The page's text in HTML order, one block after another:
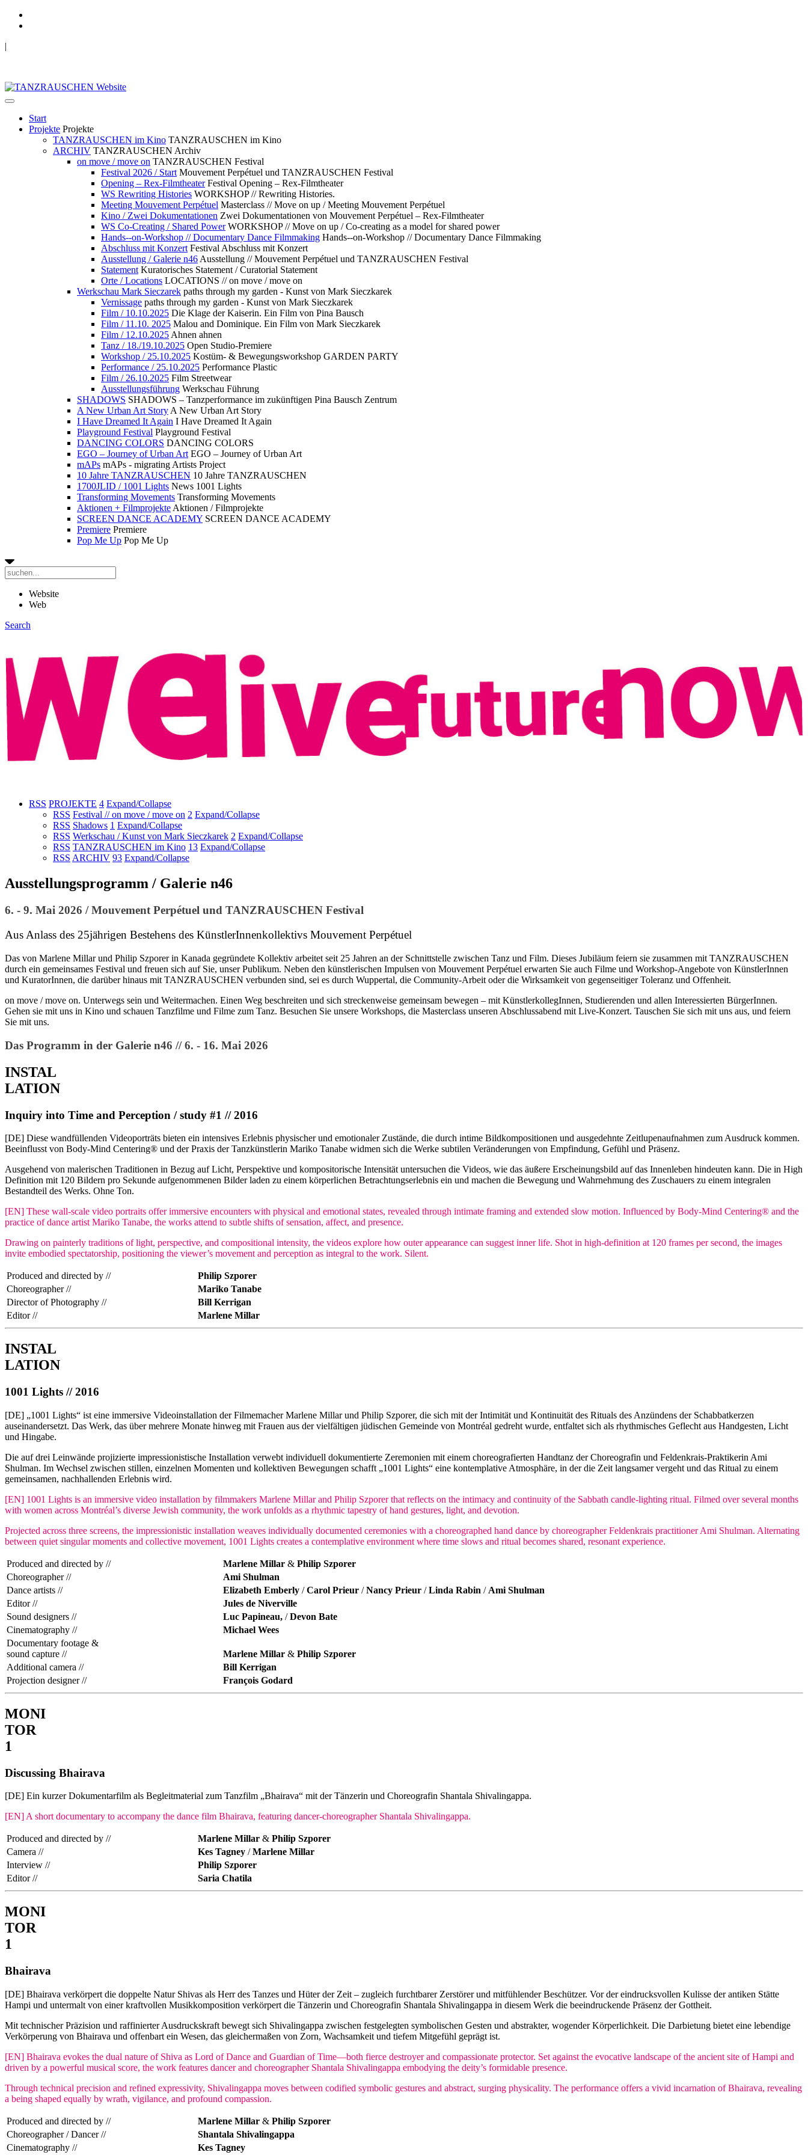
|
Start
Projekte Projekte
TANZRAUSCHEN im Kino TANZRAUSCHEN im Kino
ARCHIV TANZRAUSCHEN Archiv
on move / move on TANZRAUSCHEN Festival
Festival 2026 / Start Mouvement Perpétuel und TANZRAUSCHEN Festival
Opening – Rex-Filmtheater Festival Opening – Rex-Filmtheater
WS Rewriting Histories WORKSHOP // Rewriting Histories.
Meeting Mouvement Perpétuel Masterclass // Move on up / Meeting Mouvement Perpétuel
Kino / Zwei Dokumentationen Zwei Dokumentationen von Mouvement Perpétuel – Rex-Filmtheater
WS Co-Creating / Shared Power WORKSHOP // Move on up / Co-creating as a model for shared power
Hands--on-Workshop // Documentary Dance Filmmaking Hands--on-Workshop // Documentary Dance Filmmaking
Abschluss mit Konzert Festival Abschluss mit Konzert
Ausstellung / Galerie n46 Ausstellung // Mouvement Perpétuel und TANZRAUSCHEN Festival
Statement Kuratorisches Statement / Curatorial Statement
Orte / Locations LOCATIONS // on move / move on
Werkschau Mark Sieczarek paths through my garden - Kunst von Mark Sieczkarek
Vernissage paths through my garden - Kunst von Mark Sieczkarek
Film / 10.10.2025 Die Klage der Kaiserin. Ein Film von Pina Bausch
Film / 11.10. 2025 Malou and Dominique. Ein Film von Mark Sieczkarek
Film / 12.10.2025 Ahnen ahnen
Tanz / 18./19.10.2025 Open Studio-Premiere
Workshop / 25.10.2025 Kostüm- & Bewegungsworkshop GARDEN PARTY
Performance / 25.10.2025 Performance Plastic
Film / 26.10.2025 Film Streetwear
Ausstellungsführung Werkschau Führung
SHADOWS SHADOWS – Tanzperformance im zukünftigen Pina Bausch Zentrum
A New Urban Art Story A New Urban Art Story
I Have Dreamed It Again I Have Dreamed It Again
Playground Festival Playground Festival
DANCING COLORS DANCING COLORS
EGO – Journey of Urban Art EGO – Journey of Urban Art
mAPs mAPs - migrating Artists Project
10 Jahre TANZRAUSCHEN 10 Jahre TANZRAUSCHEN
1700JLID / 1001 Lights News 1001 Lights
Transforming Movements Transforming Movements
Aktionen + Filmprojekte Aktionen / Filmprojekte
SCREEN DANCE ACADEMY SCREEN DANCE ACADEMY
Premiere Premiere
Pop Me Up Pop Me Up
Website
Web
Search
RSS PROJEKTE 4 Expand/Collapse
RSS Festival // on move / move on 2 Expand/Collapse
RSS Shadows 1 Expand/Collapse
RSS Werkschau / Kunst von Mark Sieczkarek 2 Expand/Collapse
RSS TANZRAUSCHEN im Kino 13 Expand/Collapse
RSS ARCHIV 93 Expand/Collapse
Ausstellungsprogramm / Galerie n46
6. - 9. Mai 2026 / Mouvement Perpétuel und TANZRAUSCHEN Festival
Aus Anlass des 25jährigen Bestehens des KünstlerInnenkollektivs Mouvement Perpétuel
Das von Marlene Millar und Philip Szporer in Kanada gegründete Kollektiv arbeitet seit 25 Jahren an der Schnittstelle zwischen Tanz und Film. Dieses Jubiläum feiern sie zusammen mit TANZRAUSCHEN
durch ein gemeinsames Festival und freuen sich auf Sie, unser Publikum. Neben den künstlerischen Impulsen von Mouvement Perpétuel erwarten Sie auch Filme und Workshop-Angebote von KünstlerInnen
und KuratorInnen, die darüber hinaus mit TANZRAUSCHEN verbunden sind, sei es durch Wuppertal, die Community-Arbeit oder die Wirksamkeit von gegenseitiger Toleranz und Offenheit.
on move / move on. Unterwegs sein und Weitermachen. Einen Weg beschreiten und sich streckenweise gemeinsam bewegen – mit KünstlerkollegInnen, Studierenden und allen Interessierten BürgerInnen.
Gehen sie mit uns in Kino und schauen Tanzfilme und Filme zum Tanz. Besuchen Sie unsere Workshops, die Masterclass unseren Abschlussabend mit Live-Konzert. Tauschen Sie sich mit uns aus, und feiern
Sie mit uns.
Das Programm in der Galerie n46 // 6. - 16. Mai 2026
INSTAL
LATION
Inquiry into Time and Perception / study #1 // 2016
[DE] Diese wandfüllenden Videoporträts bieten ein intensives Erlebnis physischer und emotionaler Zustände, die durch intime Bildkompositionen und ausgedehnte Zeitlupenaufnahmen zum Ausdruck kommen.
Beeinflusst von Body-Mind Centering® und der Praxis der Tanzkünstlerin Mariko Tanabe widmen sich die Werke subtilen Veränderungen von Empfindung, Gefühl und Präsenz.
Ausgehend von malerischen Traditionen in Bezug auf Licht, Perspektive und kompositorische Intensität untersuchen die Videos, wie das äußere Erscheinungsbild auf das Innenleben hindeuten kann. Die in High
Definition mit 120 Bildern pro Sekunde aufgenommenen Bilder laden zu einem körperlichen Betrachtungserlebnis ein und machen die Bewegung und Wahrnehmung des Zuschauers zu einem integralen
Bestandteil des Werks. Ohne Ton.
[EN] These wall-scale video portraits offer immersive encounters with physical and emotional states, revealed through intimate framing and extended slow motion. Influenced by Body-Mind Centering® and the
practice of dance artist Mariko Tanabe, the works attend to subtle shifts of sensation, affect, and presence.
Drawing on painterly traditions of light, perspective, and compositional intensity, the videos explore how outer appearance can suggest inner life. Shot in high-definition at 120 frames per second, the images
invite embodied spectatorship, positioning the viewer’s movement and perception as integral to the work. Silent.
Produced and directed by //
Philip Szporer
Choreographer //
Mariko Tanabe
Director of Photography //
Bill Kerrigan
Editor //
Marlene Millar
INSTAL
LATION
1001 Lights // 2016
[DE] „1001 Lights“ ist eine immersive Videoinstallation der Filmemacher Marlene Millar und Philip Szporer, die sich mit der Intimität und Kontinuität des Rituals des Anzündens der Schabbatkerzen
auseinandersetzt. Das Werk, das über mehrere Monate hinweg mit Frauen aus der vielfältigen jüdischen Gemeinde von Montréal gedreht wurde, entfaltet sich als rhythmisches Geflecht aus Handgesten, Licht
und Hingabe.
Die auf drei Leinwände projizierte impressionistische Installation verwebt individuell dokumentierte Zeremonien mit einem choreografierten Handtanz der Choreografin und Feldenkrais-Praktikerin Ami
Shulman. Im Wechsel zwischen stillen, einzelnen Momenten und kollektiven Bewegungen schafft „1001 Lights“ eine kontemplative Atmosphäre, in der die Zeit langsamer vergeht und das Ritual zu einem
gemeinsamen, nachhallenden Erlebnis wird.
[EN] 1001 Lights is an immersive video installation by filmmakers Marlene Millar and Philip Szporer that reflects on the intimacy and continuity of the Sabbath candle-lighting ritual. Filmed over several months
with women across Montréal’s diverse Jewish community, the work unfolds as a rhythmic tapestry of hand gestures, light, and devotion.
Projected across three screens, the impressionistic installation weaves individually documented ceremonies with a choreographed hand dance by choreographer Feldenkrais practitioner Ami Shulman. Alternating
between quiet singular moments and collective movement, 1001 Lights creates a contemplative environment where time slows and ritual becomes shared, resonant experience.
Produced and directed by // Marlene Millar & Philip Szporer
Choreographer //
Ami Shulman
Dance artists //
Elizabeth Emberly /Carol Prieur /Nancy Prieur /Linda Rabin / Ami Shulman
Editor //
Jules de Niverville
Sound designers //
Luc Papineau, /Devon Bate
Cinematography //
Michael Wees
Documentary footage &
sound capture //
Marlene Millar & Philip Szporer
Additional camera //
Bill Kerrigan
Projection designer //
François Godard
MONI
TOR
1
Discussing Bhairava
[DE] Ein kurzer Dokumentarfilm als Begleitmaterial zum Tanzfilm „Bhairava“ mit der Tänzerin und Choreografin Shantala Shivalingappa.
[EN] A short documentary to accompany the dance film Bhairava, featuring dancer-choreographer Shantala Shivalingappa.
Produced and directed by // Marlene Millar & Philip Szporer
Camera //
Kes Tagney /Marlene Millar
Interview //
Philip Szporer
Editor //
Saria Chatila
MONI
TOR
1
Bhairava
[DE] Bhairava verkörpert die doppelte Natur Shivas als Herr des Tanzes und Hüter der Zeit – zugleich furchtbarer Zerstörer und mitfühlender Beschützer. Vor der eindrucksvollen Kulisse der antiken Stätte
Hampi und untermalt von einer kraftvollen Musikkomposition verkörpert die Tänzerin und Choreografin Shantala Shivalingappa in diesem Werk die beeindruckende Präsenz der Gottheit.
Mit technischer Präzision und raffinierter Ausdruckskraft bewegt sich Shivalingappa zwischen festgelegten symbolischen Gesten und abstrakter, wogender Körperlichkeit. Die Darbietung bietet eine lebendige
Verkörperung von Bhairava und offenbart ein Wesen, das gleichermaßen von Zorn, Wachsamkeit und tiefem Mitgefühl geprägt ist.
[EN] Bhairava evokes the dual nature of Shiva as Lord of Dance and Guardian of Time—both fierce destroyer and compassionate protector. Set against the evocative landscape of the ancient site of Hampi and
driven by a powerful musical score, the work features dancer and choreographer Shantala Shivalingappa embodying the deity’s formidable presence.
Through technical precision and refined expressivity, Shivalingappa moves between codified symbolic gestures and abstract, surging physicality. The performance offers a vivid incarnation of Bhairava, revealing
a being shaped equally by wrath, vigilance, and profound compassion.
Produced and directed by // Marlene Millar & Philip Szporer
Choreographer / Dancer //
Shantala Shivalingappa
Cinematography //
Kes Tagney